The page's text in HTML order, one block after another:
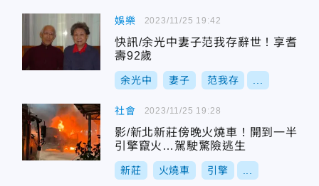
娛樂
快訊/余光中妻子范我存辭世！享耆
壽92歲
余光中 妻子 范我存
2023/11/25 19:42
社會
影/新北新莊傍晚火燒車！開到一半
引擎竄火…駕駛驚險逃生
新莊 火燒車 引擎
2023/11/25 19:28